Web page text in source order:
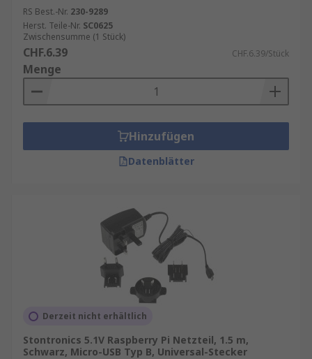
RS Best.-Nr. 230-9289
Herst. Teile-Nr. SC0625
Zwischensumme (1 Stück)
CHF.6.39 CHF.6.39/Stück
Menge
Hinzufügen
Datenblätter
Derzeit nicht erhältlich
Stontronics 5.1V Raspberry Pi Netzteil, 1.5 m,
Schwarz, Micro-USB Typ B, Universal-Stecker